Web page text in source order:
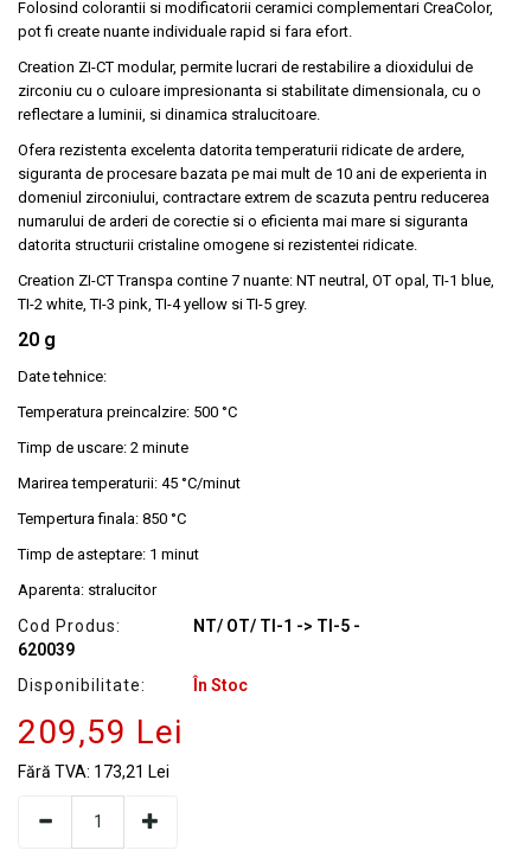
Folosind colorantii si modificatorii ceramici complementari CreaColor,
pot fi create nuante individuale rapid si fara efort.
Creation ZI-CT modular, permite lucrari de restabilire a dioxidului de
zirconiu cu o culoare impresionanta si stabilitate dimensionala, cu o
reflectare a luminii, si dinamica stralucitoare.
Ofera rezistenta excelenta datorita temperaturii ridicate de ardere,
siguranta de procesare bazata pe mai mult de 10 ani de experienta in
domeniul zirconiului, contractare extrem de scazuta pentru reducerea
numarului de arderi de corectie si o eficienta mai mare si siguranta
datorita structurii cristaline omogene si rezistentei ridicate.
Creation ZI-CT Transpa contine 7 nuante: NT neutral, OT opal, TI-1 blue,
TI-2 white, TI-3 pink, TI-4 yellow si TI-5 grey.
20 g
Date tehnice:
Temperatura preincalzire: 500 °C
Timp de uscare: 2 minute
Marirea temperaturii: 45 °C/minut
Tempertura finala: 850 °C
Timp de asteptare: 1 minut
Aparenta: stralucitor
Cod Produs:
NT/ OT/ TI-1 -> TI-5 -
620039
Disponibilitate:
În Stoc
209,59 Lei
Fără TVA: 173,21 Lei